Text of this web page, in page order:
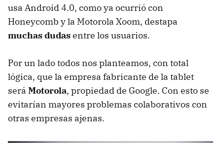
usa Android 4.0, como ya ocurrió con
Honeycomb y la Motorola Xoom, destapa
muchas dudasentre los usuarios.
Por un lado todos nos planteamos, con total
lógica, que la empresa fabricante de la tablet
será Motorola, propiedad de Google. Con esto se
evitarían mayores problemas colaborativos con
otras empresas ajenas.